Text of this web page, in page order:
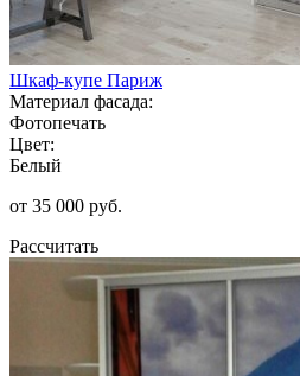
Шкаф-купе Париж
Материал фасада:
Фотопечать
Цвет:
Белый
от 35 000 руб.
Рассчитать